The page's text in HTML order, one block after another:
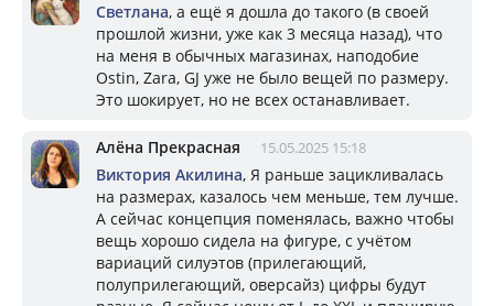
Светлана, а ещë я дошла до такого (в своей
прошлой жизни, уже как 3 месяца назад), что
на меня в обычных магазинах, наподобие
Ostin, Zara, GJ уже не было вещей по размеру.
Это шокирует, но не всех останавливает.
Алёна Прекрасная 15.05.2025 15:18
Виктория Акилина, Я раньше зацикливалась
на размерах, казалось чем меньше, тем лучше.
А сейчас концепция поменялась, важно чтобы
вещь хорошо сидела на фигуре, с учётом
вариаций силуэтов (прилегающий,
полуприлегающий, оверсайз) цифры будут